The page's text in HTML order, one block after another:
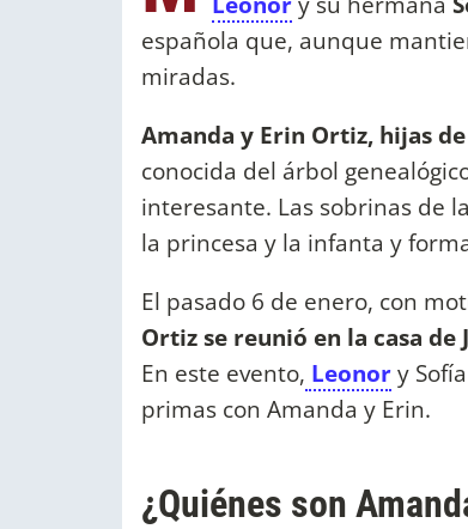
española que, aunque
miradas.
Amanda y Erin Ortiz, hijas
conocida del árbol
interesante. Las sobrinas de
la princesa y la infanta y
El pasado 6 de enero, con
Ortiz se reunió en la casa
En este evento, Leonory
primas con Amanda y Erin.
¿Quiénes son